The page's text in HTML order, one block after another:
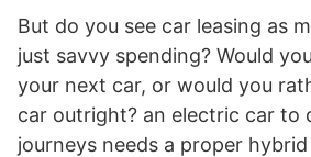
But do you see car leasing as
just savvy spending? Would
your next car, or would you
car outright? an electric car to
journeys needs a proper